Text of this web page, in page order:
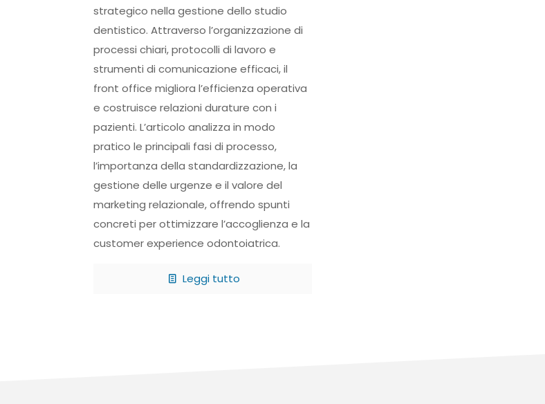
strategico nella gestione dello studio
dentistico. Attraverso l’organizzazione di
processi chiari, protocolli di lavoro e
strumenti di comunicazione efficaci, il
front office migliora l’efficienza operativa
e costruisce relazioni durature con i
pazienti. L’articolo analizza in modo
pratico le principali fasi di processo,
l’importanza della standardizzazione, la
gestione delle urgenze e il valore del
marketing relazionale, offrendo spunti
concreti per ottimizzare l’accoglienza e la
customer experience odontoiatrica.
Leggi tutto